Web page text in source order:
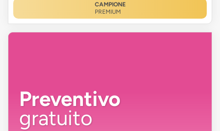
CAMPIONE
PREMIUM
Preventivo
gratuito